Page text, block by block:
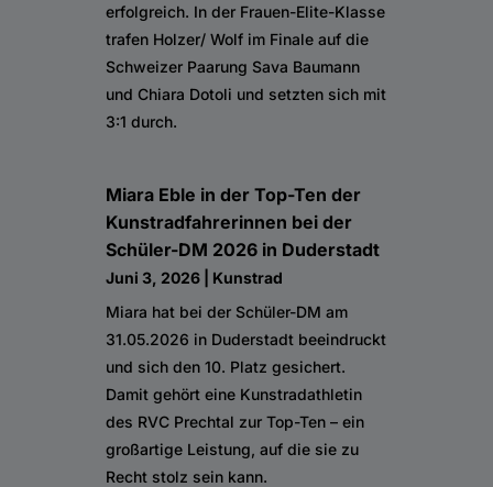
erfolgreich. In der Frauen-Elite-Klasse
trafen Holzer/ Wolf im Finale auf die
Schweizer Paarung Sava Baumann
und Chiara Dotoli und setzten sich mit
3:1 durch.
Miara Eble in der Top-Ten der
Kunstradfahrerinnen bei der
Schüler-DM 2026 in Duderstadt
Juni 3, 2026
Kunstrad
Miara hat bei der Schüler-DM am
31.05.2026 in Duderstadt beeindruckt
und sich den 10. Platz gesichert.
Damit gehört eine Kunstradathletin
des RVC Prechtal zur Top-Ten – ein
großartige Leistung, auf die sie zu
Recht stolz sein kann.